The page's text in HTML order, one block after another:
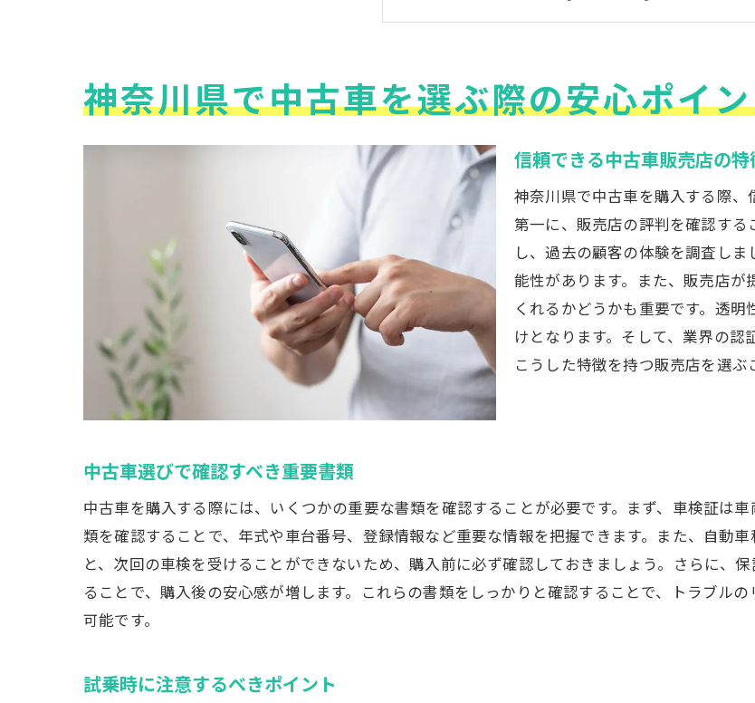
事故歴と整備履歴の見極め方
地元の口コミを活用した情報収集
中古車購入で失敗しないための販売店の選び
評判の良い販売店の見つけ方
店舗訪問時に確認するべきこと
契約書の注意点と確認事項
アフターケアサービスの有無
オンラインレビューの活用法
販売店の免許や認定資格の確認
中古車の状態を見極めるための重要チェック
外装と内装の状態チェック法
エンジンルームの確認ポイント
タイヤの摩耗状態の見極め方
過去の整備記録の重要性
神奈川県での中古車税金対策を徹底解説
中古車にかかる主要な税金一覧
神奈川県で中古車を選ぶ際の安心ポイ
信頼できる中古車販売店の特
神奈川県で中古車を購入する際
第一に、販売店の評判を確認す
し、過去の顧客の体験を調査し
能性があります。また、販売店
くれるかどうかも重要です。透
けとなります。そして、業界の認
こうした特徴を持つ販売店を選ぶ
中古車選びで確認すべき重要書類
中古車を購入する際には、いくつかの重要な書類を確認することが必要です。まず、車検証は
類を確認することで、年式や車台番号、登録情報など重要な情報を把握できます。また、自動
と、次回の車検を受けることができないため、購入前に必ず確認しておきましょう。さらに、
ることで、購入後の安心感が増します。これらの書類をしっかりと確認することで、トラブル
可能です。
試乗時に注意するべきポイント